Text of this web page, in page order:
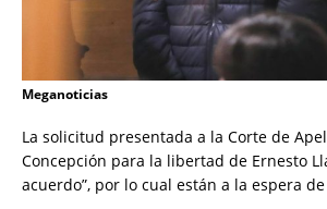
Meganoticias
La solicitud presentada a la Corte de
Concepción para la libertad de Ernesto
acuerdo”, por lo cual están a la espera